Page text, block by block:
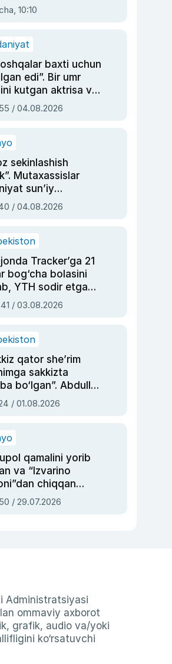
o‘qildi
10:10
baxti uchun
edi”. Bir umr
kutgan aktrisa va
ustasi Rimma
/ 04.08.2026
sekinlashish
Mutaxassislar
sun’iy
boshqara
qolishidan xavotir
/ 04.08.2026
Tracker’ga 21
bog‘cha bolasini
YTH sodir etgan
sud hukmi o‘qildi
/ 03.08.2026
qator she’rim
sakkizta
bo‘lgan”. Abdulla
siyosiy
asrab
/ 01.08.2026
qamalini yorib
va “Izvarino
chiqqan
— Ukraina
bosh
/ 29.07.2026
Administratsiyasi
ommaviy axborot
grafik, audio va/yoki
ko‘rsatuvchi